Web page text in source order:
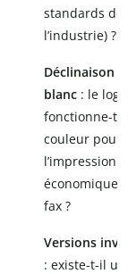
standards de
l’industrie) ?
Déclinaison
blanc : le logo
fonctionne-t-
couleur pour
l’impression
économique
fax ?
Versions
: existe-t-il